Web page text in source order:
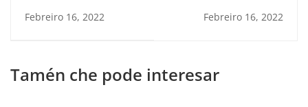
Febreiro 16, 2022 Febreiro 16, 2022
Tamén che pode interesar